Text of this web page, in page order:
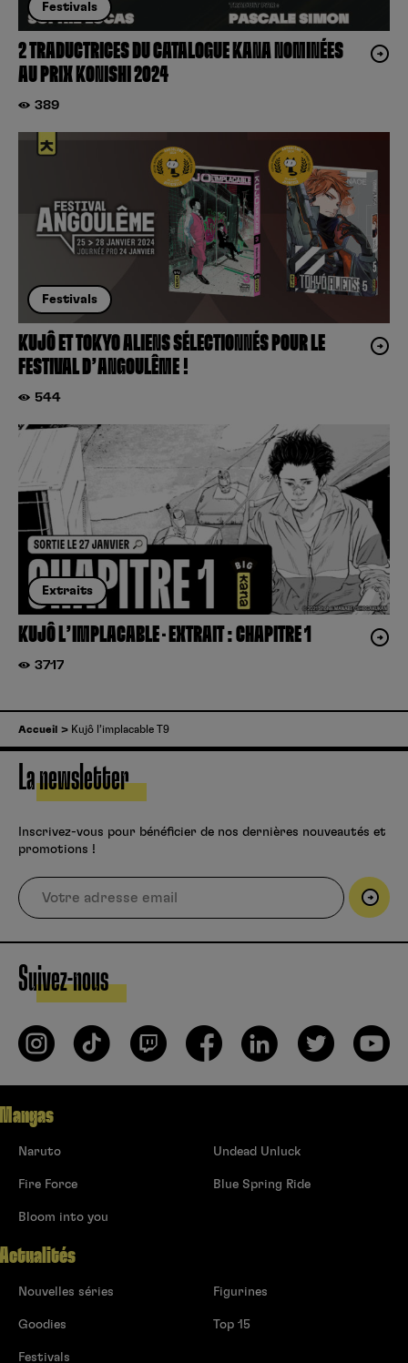
Festivals
2 TRADUCTRICES DU CATALOGUE KANA NOMINÉES
AU PRIX KONISHI 2024
389
Festivals
KUJÔ ET TOKYO ALIENS SÉLECTIONNÉS POUR LE
FESTIVAL D’ANGOULÊME !
544
Extraits
KUJÔ L’IMPLACABLE – EXTRAIT : CHAPITRE 1
3717
Accueil Kujô l’implacable T9
La newsletter
Inscrivez-vous pour bénéficier de nos dernières nouveautés et
promotions !
Suivez-nous
Mangas
Naruto
Fire Force
Bloom into you
Undead Unluck
Blue Spring Ride
Actualités
Nouvelles séries
Goodies
Festivals
Figurines
Top 15